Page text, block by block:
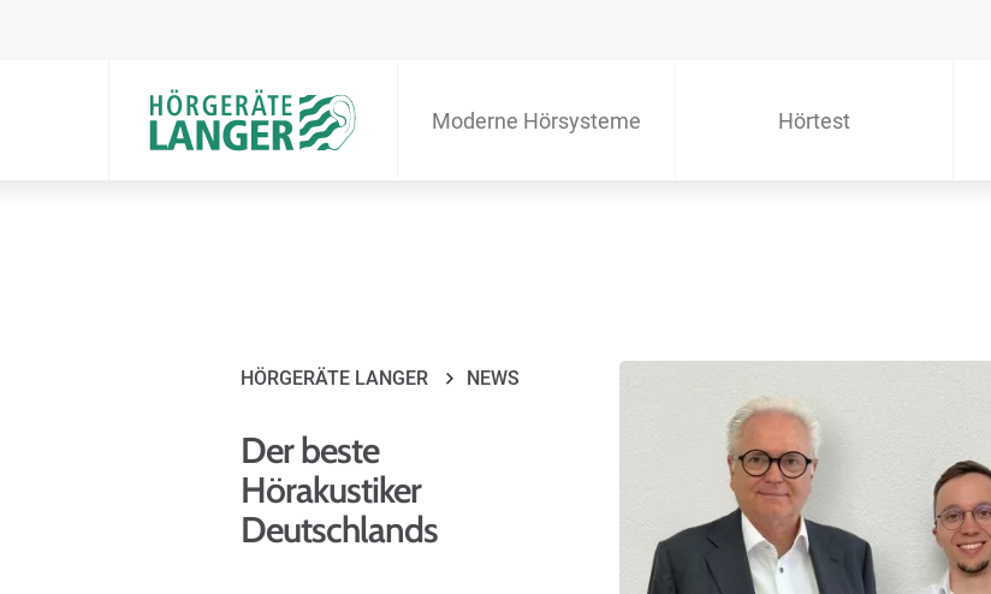
Moderne Hörsysteme Hörtest
HÖRGERÄTE LANGER NEWS
Der beste
Hörakustiker
Deutschlands